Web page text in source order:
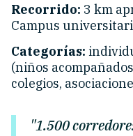
Recorrido: 3 km
Campus
Categorías:
(niños
colegios,
"1.500